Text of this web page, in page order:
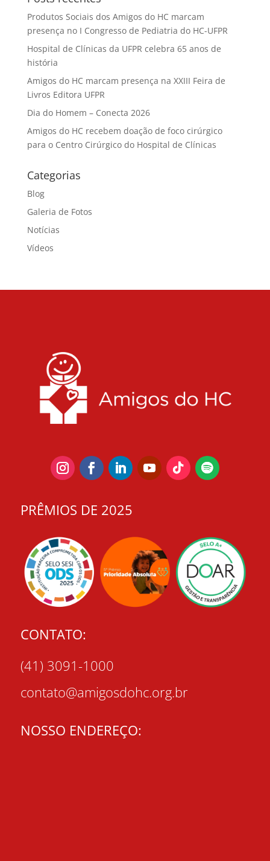
Produtos Sociais dos Amigos do HC marcam
presença no I Congresso de Pediatria do HC-UFPR
Hospital de Clínicas da UFPR celebra 65 anos de
história
Amigos do HC marcam presença na XXIII Feira de
Livros Editora UFPR
Dia do Homem – Conecta 2026
Amigos do HC recebem doação de foco cirúrgico
para o Centro Cirúrgico do Hospital de Clínicas
Categorias
Blog
Galeria de Fotos
Notícias
Vídeos
PRÊMIOS DE 2025
CONTATO:
(41) 3091-1000
contato@amigosdohc.org.br
NOSSO ENDEREÇO: